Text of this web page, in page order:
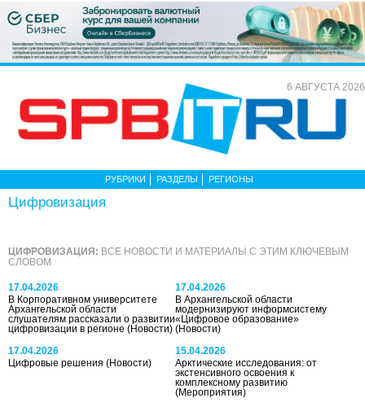
6 АВГУСТА 2026
РУБРИКИ РАЗДЕЛЫ РЕГИОНЫ
Цифровизация
ЦИФРОВИЗАЦИЯ: ВСЕ НОВОСТИ И МАТЕРИАЛЫ С ЭТИМ КЛЮЧЕВЫМ
СЛОВОМ
17.04.2026
В Корпоративном университете
Архангельской области
слушателям рассказали о развитии
цифровизации в регионе (Новости)
17.04.2026
В Архангельской области
модернизируют информсистему
«Цифровое образование»
(Новости)
17.04.2026
Цифровые решения (Новости)
15.04.2026
Арктические исследования: от
экстенсивного освоения к
комплексному развитию
(Мероприятия)